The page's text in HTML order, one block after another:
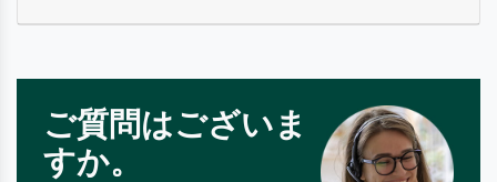
ご質問はございま
すか。